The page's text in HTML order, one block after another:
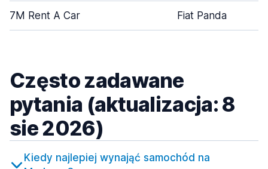
7M Rent A Car Fiat Panda
Często zadawane
pytania (aktualizacja: 8
sie 2026)
Kiedy najlepiej wynająć samochód na